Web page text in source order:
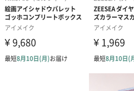
備考
オイルなどの成分
るため航空機に
離島などの航空
お届けの場合は
が遅くなる可能性